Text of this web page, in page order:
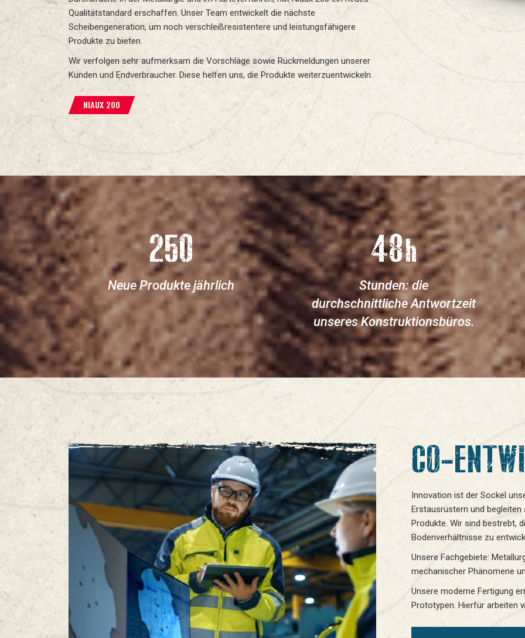
Qualitätstandard erschaffen. Unser Team entwickelt die nächste
Scheibengeneration, um noch verschleißresistentere und leistungsfähigere
Produkte zu bieten.
Wir verfolgen sehr aufmerksam die Vorschläge sowie Rückmeldungen unserer
Kunden und Endverbraucher. Diese helfen uns, die Produkte weiterzuentwickeln.
NIAUX 200
250
Neue Produkte jährlich
48h
Stunden: die
durchschnittliche Antwortzeit
unseres Konstruktionsbüros.
CO-
Innovation ist der Sockel
Erstausrüstern und begleiten
Produkte. Wir sind bestrebt,
Bodenverhältnisse zu
Unsere Fachgebiete:
mechanischer Phänomene
Unsere moderne Fertigung
Prototypen. Hierfür arbeiten